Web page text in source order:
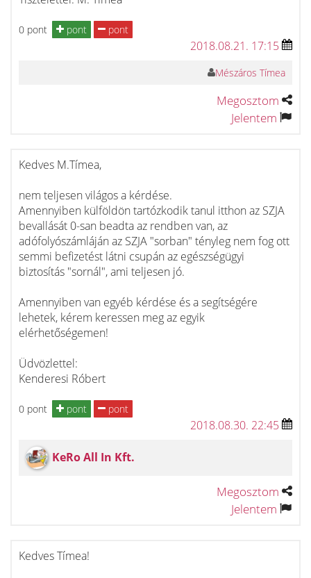
0 pont pont pont
2018.08.21. 17:15
Mészáros Tímea
Megosztom
Jelentem
Kedves M.Tímea,
nem teljesen világos a kérdése.
Amennyiben külföldön tartózkodik tanul itthon az SZJA
bevallását 0-san beadta az rendben van, az
adófolyószámláján az SZJA "sorban" tényleg nem fog ott
semmi befizetést látni csupán az egészségügyi
biztosítás "sornál", ami teljesen jó.
Amennyiben van egyéb kérdése és a segítségére
lehetek, kérem keressen meg az egyik
elérhetőségemen!
Üdvözlettel:
Kenderesi Róbert
0 pont pont pont
2018.08.30. 22:45
KeRo All In Kft.
Megosztom
Jelentem
Kedves Tímea!